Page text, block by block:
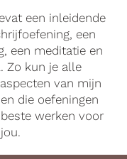
een inleidende
een
een meditatie en
Zo kun je alle
van mijn
die oefeningen
werken voor
jou.